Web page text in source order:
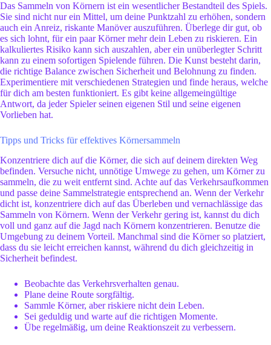
Das Sammeln von Körnern ist ein wesentlicher Bestandteil des Spiels.
Sie sind nicht nur ein Mittel, um deine Punktzahl zu erhöhen, sondern
auch ein Anreiz, riskante Manöver auszuführen. Überlege dir gut, ob
es sich lohnt, für ein paar Körner mehr dein Leben zu riskieren. Ein
kalkuliertes Risiko kann sich auszahlen, aber ein unüberlegter Schritt
kann zu einem sofortigen Spielende führen. Die Kunst besteht darin,
die richtige Balance zwischen Sicherheit und Belohnung zu finden.
Experimentiere mit verschiedenen Strategien und finde heraus, welche
für dich am besten funktioniert. Es gibt keine allgemeingültige
Antwort, da jeder Spieler seinen eigenen Stil und seine eigenen
Vorlieben hat.
Tipps und Tricks für effektives Körnersammeln
Konzentriere dich auf die Körner, die sich auf deinem direkten Weg
befinden. Versuche nicht, unnötige Umwege zu gehen, um Körner zu
sammeln, die zu weit entfernt sind. Achte auf das Verkehrsaufkommen
und passe deine Sammelstrategie entsprechend an. Wenn der Verkehr
dicht ist, konzentriere dich auf das Überleben und vernachlässige das
Sammeln von Körnern. Wenn der Verkehr gering ist, kannst du dich
voll und ganz auf die Jagd nach Körnern konzentrieren. Benutze die
Umgebung zu deinem Vorteil. Manchmal sind die Körner so platziert,
dass du sie leicht erreichen kannst, während du dich gleichzeitig in
Sicherheit befindest.
Beobachte das Verkehrsverhalten genau.
Plane deine Route sorgfältig.
Sammle Körner, aber riskiere nicht dein Leben.
Sei geduldig und warte auf die richtigen Momente.
Übe regelmäßig, um deine Reaktionszeit zu verbessern.